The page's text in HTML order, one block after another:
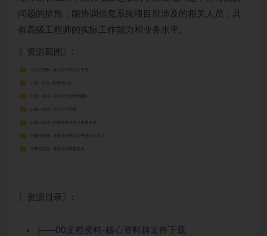
问题的措施；能协调信息系统项目所涉及的相关人员；具
有高级工程师的实际工作能力和业务水平。
〖资源截图〗:
〖资源目录〗:
├──00文档资料-核心资料群文件下载